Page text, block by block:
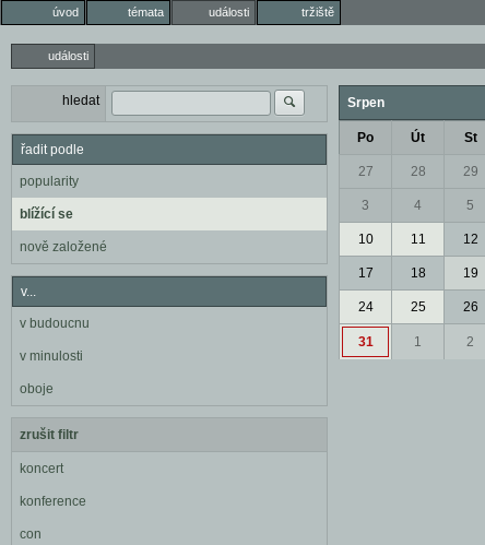
úvod témata události tržiště
události
hledat
řadit podle
popularity
blížící se
nově založené
v...
v budoucnu
v minulosti
oboje
zrušit filtr
koncert
konference
con
Srpen
Po Út St
27 28 29
3 4 5
10 11 12
17 18 19
24 25 26
31 1 2